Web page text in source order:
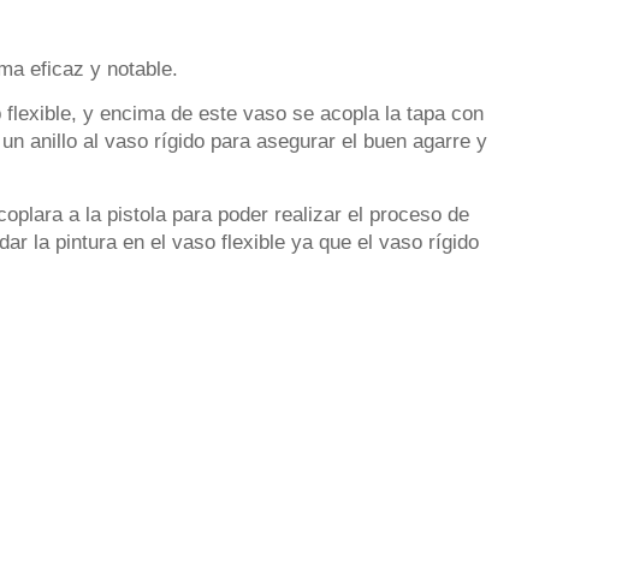
eficaz y notable.
y encima de este vaso se acopla la tapa con
anillo al vaso rígido para asegurar el buen agarre y
a la pistola para poder realizar el proceso de
la pintura en el vaso flexible ya que el vaso rígido